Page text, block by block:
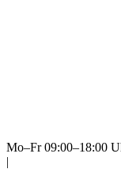
Mo–Fr 09:00–18:00
|